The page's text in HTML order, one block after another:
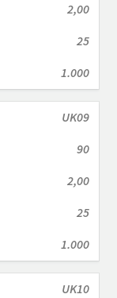
2,00
25
1.000
UK09
90
2,00
25
1.000
UK10